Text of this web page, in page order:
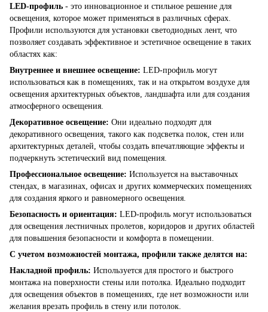
LED-профиль - это инновационное и стильное решение для
освещения, которое может применяться в различных сферах.
Профили используются для установки светодиодных лент, что
позволяет создавать эффективное и эстетичное освещение в таких
областях как:
Внутреннее и внешнее освещение: LED-профиль могут
использоваться как в помещениях, так и на открытом воздухе для
освещения архитектурных объектов, ландшафта или для создания
атмосферного освещения.
Декоративное освещение: Они идеально подходят для
декоративного освещения, такого как подсветка полок, стен или
архитектурных деталей, чтобы создать впечатляющие эффекты и
подчеркнуть эстетический вид помещения.
Профессиональное освещение: Используется на выставочных
стендах, в магазинах, офисах и других коммерческих помещениях
для создания яркого и равномерного освещения.
Безопасность и ориентация: LED-профиль могут использоваться
для освещения лестничных пролетов, коридоров и других областей
для повышения безопасности и комфорта в помещении.
С учетом возможностей монтажа, профили также делятся на:
Накладной профиль: Используется для простого и быстрого
монтажа на поверхности стены или потолка. Идеально подходит
для освещения объектов в помещениях, где нет возможности или
желания врезать профиль в стену или потолок.